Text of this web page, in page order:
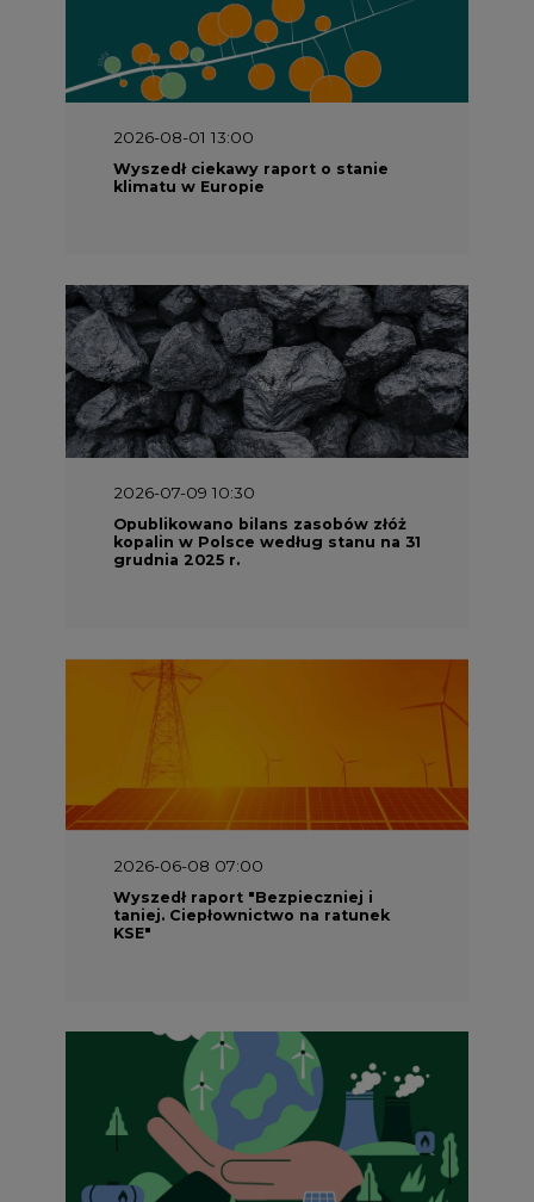
2026-08-01 13:00
Wyszedł ciekawy raport o stanie
klimatu w Europie
2026-07-09 10:30
Opublikowano bilans zasobów złóż
kopalin w Polsce według stanu na 31
grudnia 2025 r.
2026-06-08 07:00
Wyszedł raport "Bezpieczniej i
taniej. Ciepłownictwo na ratunek
KSE"